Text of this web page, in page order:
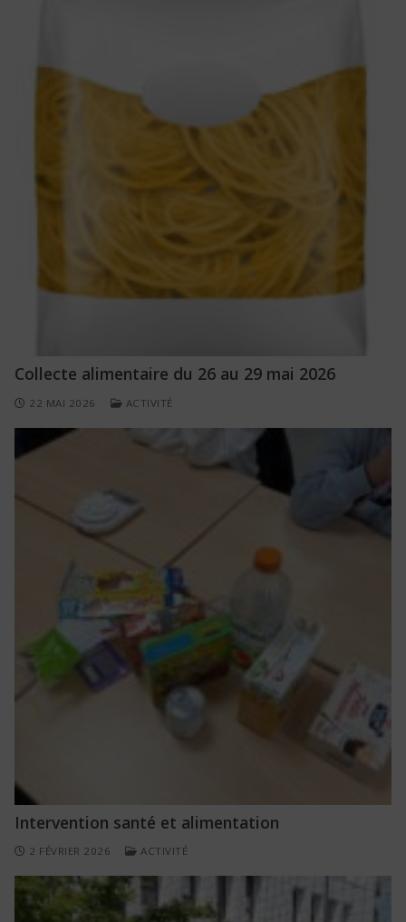
Collecte alimentaire du 26 au 29 mai 2026
22 MAI 2026 ACTIVITÉ
Intervention santé et alimentation
2 FÉVRIER 2026 ACTIVITÉ